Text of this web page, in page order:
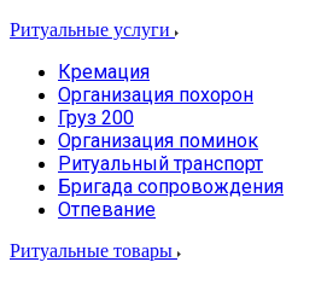
Ритуальные услуги
Кремация
Организация похорон
Груз 200
Организация поминок
Ритуальный транспорт
Бригада сопровождения
Отпевание
Ритуальные товары